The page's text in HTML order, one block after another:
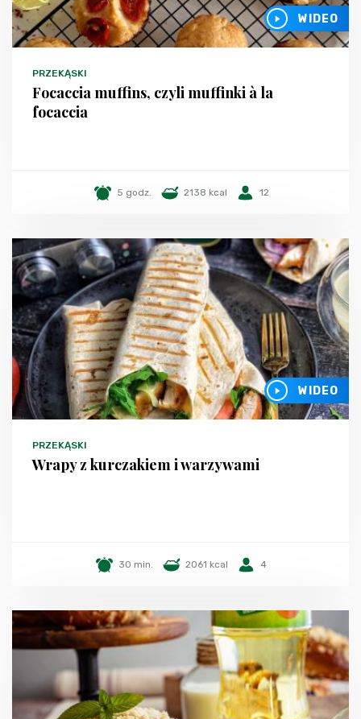
WIDEO
PRZEKĄSKI
Focaccia muffins, czyli muffinki à la
focaccia
5 godz. 2138 kcal 12
WIDEO
PRZEKĄSKI
Wrapy z kurczakiem i warzywami
30 min. 2061 kcal 4